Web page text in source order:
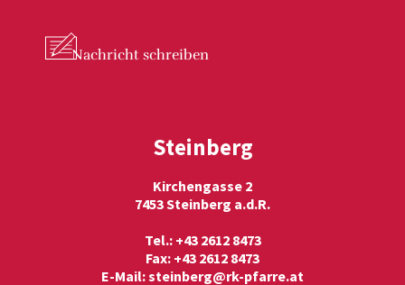
Nachricht schreiben
Steinberg
Kirchengasse 2
7453 Steinberg a.d.R.
Tel.: +43 2612 8473
Fax: +43 2612 8473
E-Mail:steinberg@rk-pfarre.at